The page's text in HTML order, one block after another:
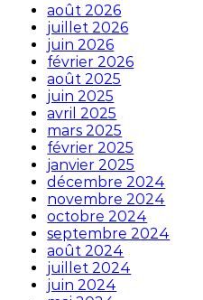
août 2026
juillet 2026
juin 2026
février 2026
août 2025
juin 2025
avril 2025
mars 2025
février 2025
janvier 2025
décembre 2024
novembre 2024
octobre 2024
septembre 2024
août 2024
juillet 2024
juin 2024